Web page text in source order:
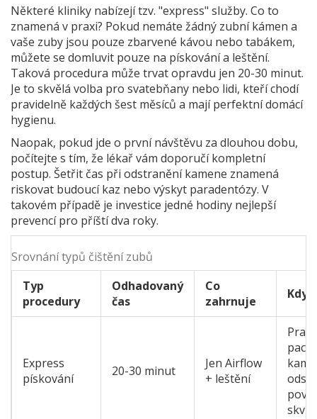
Některé kliniky nabízejí tzv. "express" služby. Co to
znamená v praxi? Pokud nemáte žádný zubní kámen a
vaše zuby jsou pouze zbarvené kávou nebo tabákem,
můžete se domluvit pouze na pískování a leštění.
Taková procedura může trvat opravdu jen 20-30 minut.
Je to skvělá volba pro svatebňany nebo lidi, kteří chodí
pravidelně každých šest měsíců a mají perfektní domácí
hygienu.
Naopak, pokud jde o první návštěvu za dlouhou dobu,
počítejte s tím, že lékař vám doporučí kompletní
postup. Šetřit čas při odstranění kamene znamená
riskovat budoucí kaz nebo výskyt paradentózy. V
takovém případě je investice jedné hodiny nejlepší
prevencí pro příští dva roky.
Srovnání typů čištění zubů
Typ
procedury
Odhadovaný
čas
Co
zahrnuje
Kdy
Express
pískování
20-30 minut
Jen Airflow
+ leštění
skvrn